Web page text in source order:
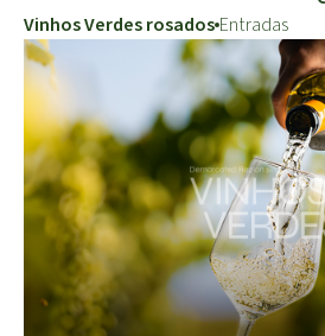
Vinhos Verdes rosados Entradas